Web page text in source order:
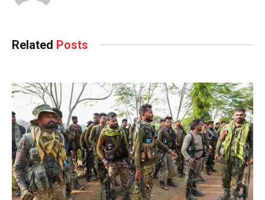
Related Posts